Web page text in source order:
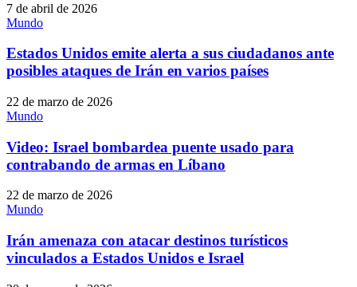
7 de abril de 2026
Mundo
Estados Unidos emite alerta a sus ciudadanos ante
posibles ataques de Irán en varios países
22 de marzo de 2026
Mundo
Video: Israel bombardea puente usado para
contrabando de armas en Líbano
22 de marzo de 2026
Mundo
Irán amenaza con atacar destinos turísticos
vinculados a Estados Unidos e Israel